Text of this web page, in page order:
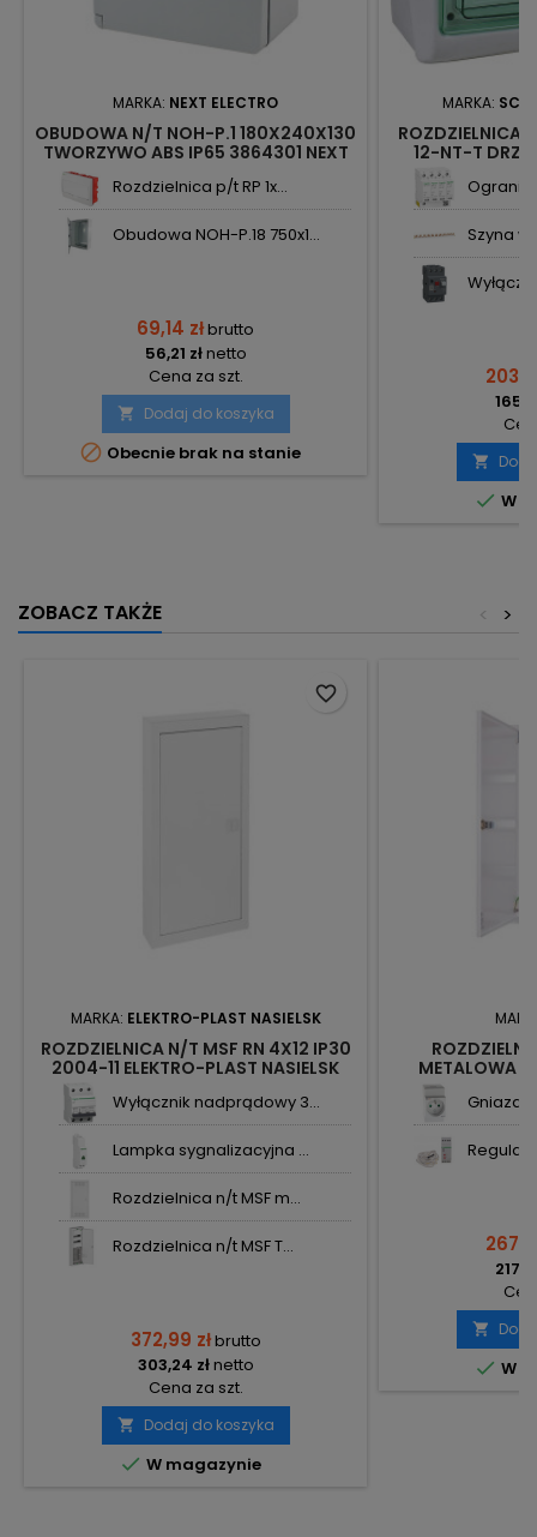
MARKA: NEXT ELECTRO
OBUDOWA N/T NOH-P.1 180X240X130
TWORZYWO ABS IP65 3864301 NEXT
ELECTRO
Rozdzielnica p/t RP 1x...
Obudowa NOH-P.18 750x1...
69,14 złbrutto
56,21 złnetto
Cena za szt.
 Dodaj do koszyka
 Obecnie brak na stanie
MARKA:
ROZDZIELNICA
12-NT-T
MUREVA
Szyna

 W
ZOBACZ TAKŻE >
<
MARKA: ELEKTRO-PLAST NASIELSK
ROZDZIELNICA N/T MSF RN 4X12 IP30
2004-11 ELEKTRO-PLAST NASIELSK
Wyłącznik nadprądowy 3...
Lampka sygnalizacyjna ...
Rozdzielnica n/t MSF m...
Rozdzielnica n/t MSF T...
372,99 złbrutto
303,24 złnetto
Cena za szt.
 Dodaj do koszyka
 W magazynie
favorite_border
METALOWA
Gniazdo

 W